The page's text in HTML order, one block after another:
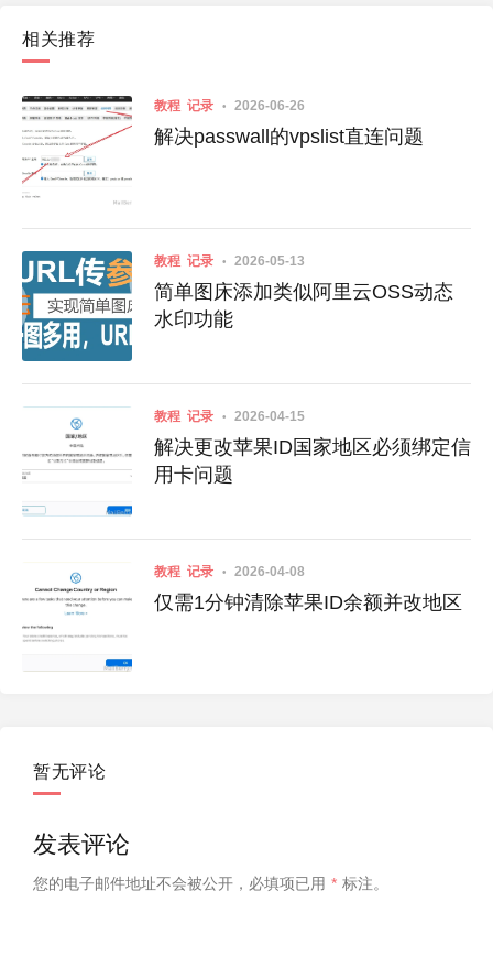
相关推荐
教程 记录 2026-06-26
解决passwall的vpslist直连问题
教程 记录 2026-05-13
简单图床添加类似阿里云OSS动态
水印功能
教程 记录 2026-04-15
解决更改苹果ID国家地区必须绑定信
用卡问题
教程 记录 2026-04-08
仅需1分钟清除苹果ID余额并改地区
暂无评论
发表评论
您的电子邮件地址不会被公开， 必填项已用 * 标注。